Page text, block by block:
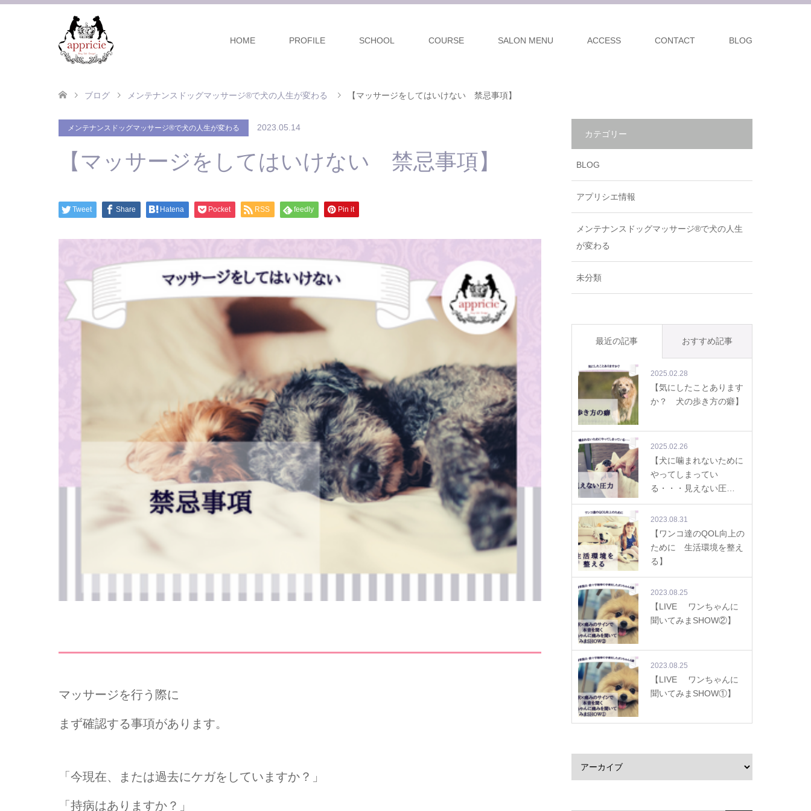
HOME PROFILE SCHOOL COURSE SALON MENU ACCESS CONTACT BLOG
ブログ メンテナンスドッグマッサージ®で犬の人生が変わる 【マッサージをしてはいけない 禁忌事項】
メンテナンスドッグマッサージ®で犬の人生が変わる 2023.05.14
【マッサージをしてはいけない 禁忌事項】
Tweet Share Hatena Pocket RSS feedly Pin it
マッサージを行う際に
まず確認する事項があります。
「今現在、または過去にケガをしていますか？」
「持病はありますか？」
カテゴリー
BLOG
アプリシエ情報
メンテナンスドッグマッサージ®で犬の人生
が変わる
未分類
最近の記事 おすすめ記事
2025.02.28
【気にしたことあります
か？ 犬の歩き方の癖】
2025.02.26
【犬に噛まれないために
やってしまってい
る・・・見えない圧…
2023.08.31
【ワンコ達のQOL向上の
ために 生活環境を整え
る】
2023.08.25
【LIVE ワンちゃんに
聞いてみまSHOW②】
2023.08.25
【LIVE ワンちゃんに
聞いてみまSHOW①】